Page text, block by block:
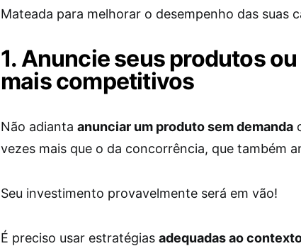
Mateada para melhorar o desempenho das suas
1. Anuncie seus produtos
mais competitivos
Não adianta anunciar um produto sem demanda
vezes mais que o da concorrência, que também
Seu investimento provavelmente será em vão!
É preciso usar estratégias adequadas ao